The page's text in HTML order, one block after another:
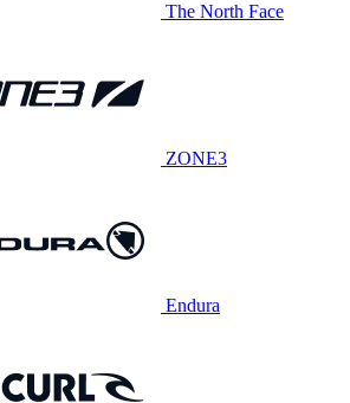
The North Face
ZONE3
Endura